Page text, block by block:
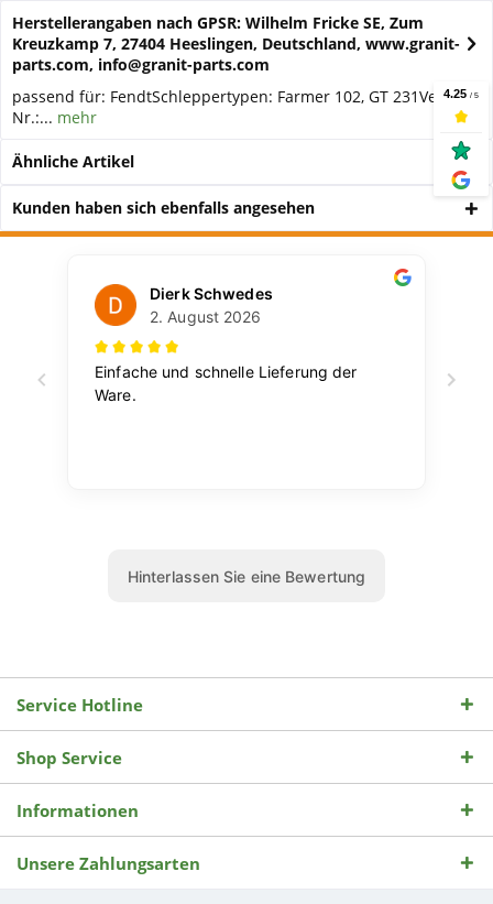
Herstellerangaben nach GPSR: Wilhelm Fricke SE, Zum
Kreuzkamp 7, 27404 Heeslingen, Deutschland, www.granit-
parts.com, info@granit-parts.com
passend für: FendtSchleppertypen: Farmer 102, GT 231Vergl.-
Nr.:... mehr
Ähnliche Artikel
Kunden haben sich ebenfalls angesehen
Service Hotline
Shop Service
Informationen
Unsere Zahlungsarten